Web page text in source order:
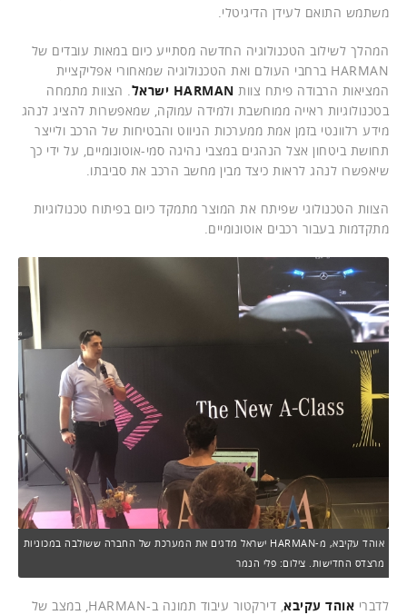
משתמש התואם לעידן הדיגיטלי.
המהלך לשילוב הטכנולוגיה החדשה מסתייע כיום במאות עובדים של
HARMAN ברחבי העולם ואת הטכנולוגיה שמאחורי אפליקציית
המציאות הרבודה פיתח צוות HARMAN ישראל
. הצוות מתמחה
בטכנולוגיות ראייה ממוחשבת ולמידה עמוקה, שמאפשרות להציג לנהג
מידע רלוונטי בזמן אמת ממערכות הניווט והבטיחות של הרכב ולייצר
תחושת ביטחון אצל הנהגים במצבי נהיגה סמי-אוטונומיים, על ידי כך
שיאפשרו לנהג לראות כיצד מבין מחשב הרכב את סביבתו.
הצוות הטכנולוגי שפיתח את המוצר מתמקד כיום בפיתוח טכנולוגיות
מתקדמות בעבור רכבים אוטונומיים.
אוהד עקיבא, מ-HARMAN ישראל מדגים את המערכת של החברה ששולבה במכוניות
מרצדס החדישות. צילום: פלי הנמר
לדברי אוהד עקיבא
, דירקטור עיבוד תמונה ב-HARMAN, במצב של